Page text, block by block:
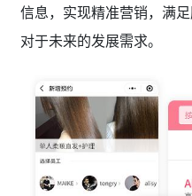
信息，实现精准营销，满
对于未来的发展需求。